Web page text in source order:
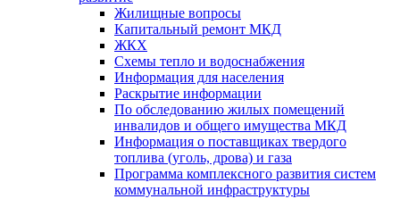
Жилищные вопросы
Капитальный ремонт МКД
ЖКХ
Схемы тепло и водоснабжения
Информация для населения
Раскрытие информации
По обследованию жилых помещений
инвалидов и общего имущества МКД
Информация о поставщиках твердого
топлива (уголь, дрова) и газа
Программа комплексного развития систем
коммунальной инфраструктуры